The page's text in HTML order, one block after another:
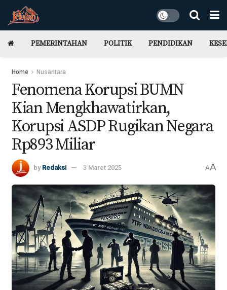
PEMERINTAHAN POLITIK PENDIDIKAN
Home Nusantara
Fenomena Korupsi BUMN
Kian Mengkhawatirkan,
Korupsi ASDP Rugikan Negara
Rp893 Miliar
by Redaksi 3 Maret 2025 AA